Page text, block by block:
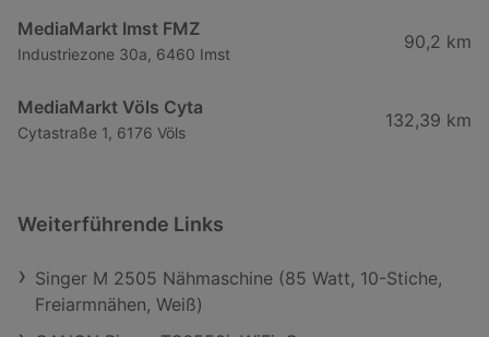
MediaMarkt Imst FMZ
Industriezone 30a, 6460 Imst
90,2 km
MediaMarkt Völs Cyta
Cytastraße 1, 6176 Völs
132,39 km
Weiterführende Links
Singer M 2505 Nähmaschine (85 Watt, 10-Stiche,
Freiarmnähen, Weiß)